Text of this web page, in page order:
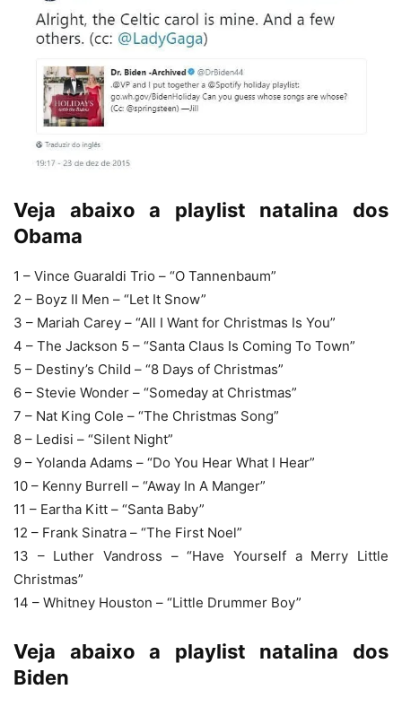
Veja abaixo a playlist natalina dos
Obama
1 – Vince Guaraldi Trio – “O Tannenbaum”
2 – Boyz II Men – “Let It Snow”
3 – Mariah Carey – “All I Want for Christmas Is You”
4 – The Jackson 5 – “Santa Claus Is Coming To Town”
5 – Destiny’s Child – “8 Days of Christmas”
6 – Stevie Wonder – “Someday at Christmas”
7 – Nat King Cole – “The Christmas Song”
8 – Ledisi – “Silent Night”
9 – Yolanda Adams – “Do You Hear What I Hear”
10 – Kenny Burrell – “Away In A Manger”
11 – Eartha Kitt – “Santa Baby”
12 – Frank Sinatra – “The First Noel”
13 – Luther Vandross – “Have Yourself a Merry Little
Christmas”
14 – Whitney Houston – “Little Drummer Boy”
Veja abaixo a playlist natalina dos
Biden